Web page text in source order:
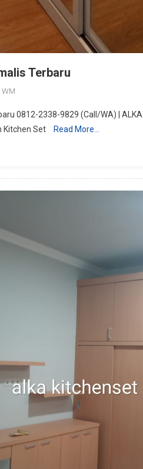
Terbaru
0812-2338-9829 (Call/WA) |
Kitchen Set
Read More…